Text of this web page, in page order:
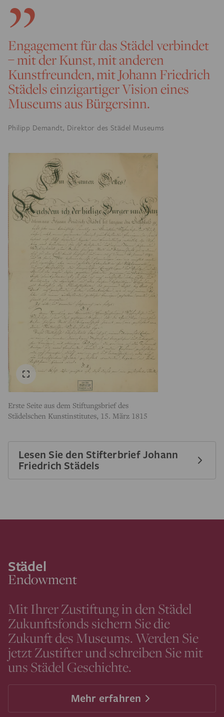
Engagement für das Städel verbindet
– mit der Kunst, mit anderen
Kunstfreunden, mit Johann Friedrich
Städels einzigartiger Vision eines
Museums aus Bürgersinn.
Philipp Demandt, Direktor des Städel Museums
Erste Seite aus dem Stiftungsbrief des
Städelschen Kunstinstitutes, 15. März 1815
Lesen Sie den Stifterbrief Johann
Friedrich Städels
Städel
Endowment
Mit Ihrer Zustiftung in den Städel
Zukunftsfonds sichern Sie die
Zukunft des Museums. Werden Sie
jetzt Zustifter und schreiben Sie mit
uns Städel Geschichte.
Mehr erfahren